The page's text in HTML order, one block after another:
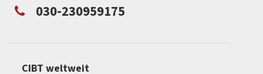
030-230959175
CIBT weltweit